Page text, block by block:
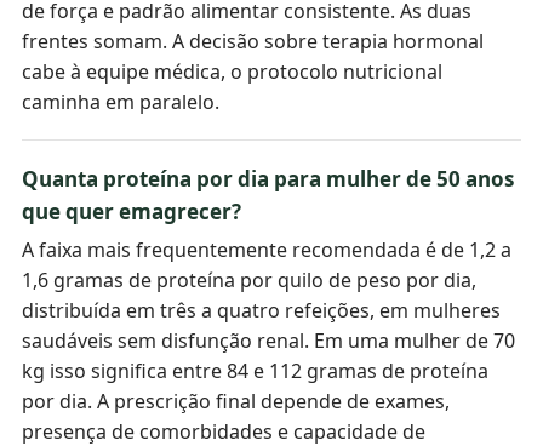
de força e padrão alimentar consistente. As duas
frentes somam. A decisão sobre terapia hormonal
cabe à equipe médica, o protocolo nutricional
caminha em paralelo.
Quanta proteína por dia para mulher de 50 anos
que quer emagrecer?
A faixa mais frequentemente recomendada é de 1,2 a
1,6 gramas de proteína por quilo de peso por dia,
distribuída em três a quatro refeições, em mulheres
saudáveis sem disfunção renal. Em uma mulher de 70
kg isso significa entre 84 e 112 gramas de proteína
por dia. A prescrição final depende de exames,
presença de comorbidades e capacidade de